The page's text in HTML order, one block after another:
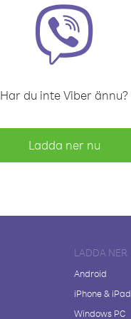
Har du inte Viber ännu?
Ladda ner nu
LADDA NER
Android
iPhone & iPad
Windows PC